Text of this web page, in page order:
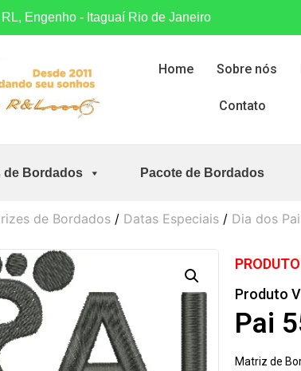
Engenho - Itaguaí Rio de Janeiro
Home Sobre nós
Contato
de Bordados Pacote de Bordados
de Bordados / Datas Especiais / Dia dos
Produto
Pai
Matriz de